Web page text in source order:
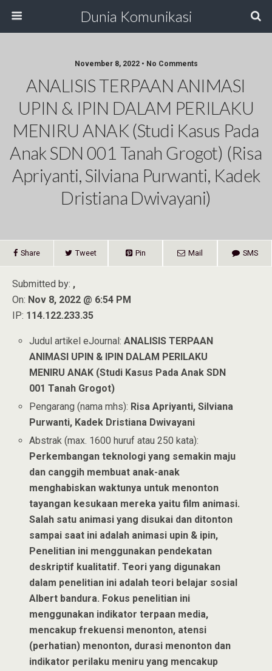
Dunia Komunikasi
November 8, 2022 • No Comments
ANALISIS TERPAAN ANIMASI
UPIN & IPIN DALAM PERILAKU
MENIRU ANAK (Studi Kasus Pada
Anak SDN 001 Tanah Grogot) (Risa
Apriyanti, Silviana Purwanti, Kadek
Dristiana Dwivayani)
Share Tweet Pin Mail SMS
Submitted by: ,
On: Nov 8, 2022 @ 6:54 PM
IP: 114.122.233.35
Judul artikel eJournal:ANALISIS TERPAAN
ANIMASI UPIN & IPIN DALAM PERILAKU
MENIRU ANAK (Studi Kasus Pada Anak SDN
001 Tanah Grogot)
Pengarang (nama mhs): Risa Apriyanti, Silviana
Purwanti, Kadek Dristiana Dwivayani
Abstrak (max. 1600 huruf atau 250 kata):
Perkembangan teknologi yang semakin maju
dan canggih membuat anak-anak
menghabiskan waktunya untuk menonton
tayangan kesukaan mereka yaitu film animasi.
Salah satu animasi yang disukai dan ditonton
sampai saat ini adalah animasi upin & ipin,
Penelitian ini menggunakan pendekatan
deskriptif kualitatif. Teori yang digunakan
dalam penelitian ini adalah teori belajar sosial
Albert bandura. Fokus penelitian ini
menggunakan indikator terpaan media,
mencakup frekuensi menonton, atensi
(perhatian) menonton, durasi menonton dan
indikator perilaku meniru yang mencakup